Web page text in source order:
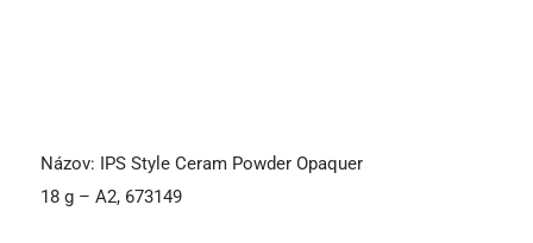
Názov: IPS Style Ceram Powder Opaquer
18 g – A2, 673149